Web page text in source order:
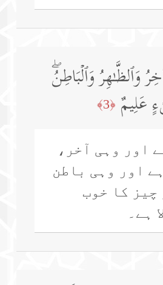
وَٱلظَّـٰهِرُ وَٱلۡبَاطِنُۖ
عَلِیمٌ ﴿3﴾
اور وہی آخر،
اور وہی باطن
چیز کا خوب
ہے۔